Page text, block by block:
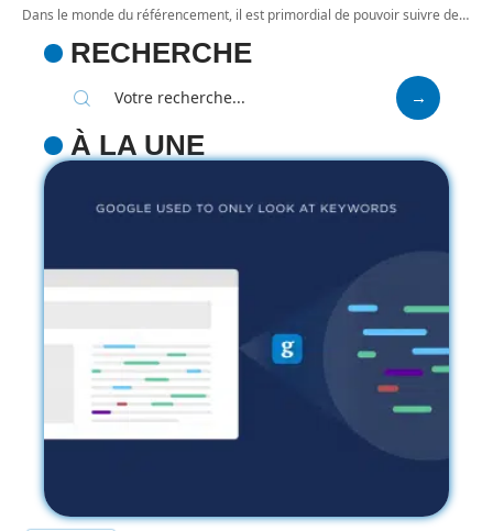
Dans le monde du référencement, il est primordial de pouvoir suivre de…
RECHERCHE
À LA UNE